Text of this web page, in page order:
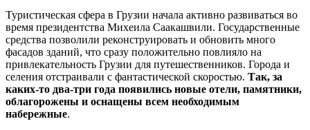
Туристическая сфера в Грузии начала активно развиваться во
время президентства Михеила Саакашвили. Государственные
средства позволили реконструировать и обновить много
фасадов зданий, что сразу положительно повлияло на
привлекательность Грузии для путешественников. Города и
селения отстраивали с фантастической скоростью. Так, за
каких-то два-три года появились новые отели, памятники,
облагорожены и оснащены всем необходимым
набережные.